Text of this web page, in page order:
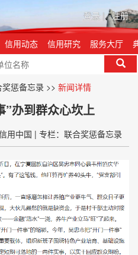
登录 | 注册
信用动态 信用研究 服务大厅
奖惩备忘录 >> 新闻详情
”办到群众心坎上
用中国 | 专栏：联合奖惩备忘录